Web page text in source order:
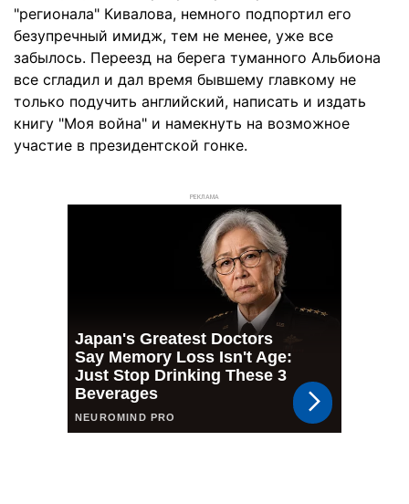
"регионала" Кивалова, немного подпортил его
безупречный имидж, тем не менее, уже все
забылось. Переезд на берега туманного Альбиона
все сгладил и дал время бывшему главкому не
только подучить английский, написать и издать
книгу "Моя война" и намекнуть на возможное
участие в президентской гонке.
РЕКЛАМА